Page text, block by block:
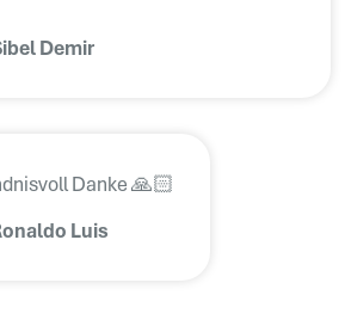
Demir
Danke 🙏🏻
Luis